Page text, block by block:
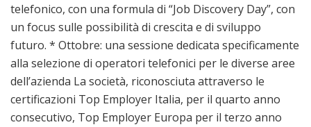
telefonico, con una formula di “Job Discovery Day”, con
un focus sulle possibilità di crescita e di sviluppo
futuro. * Ottobre: una sessione dedicata specificamente
alla selezione di operatori telefonici per le diverse aree
dell’azienda La società, riconosciuta attraverso le
certificazioni Top Employer Italia, per il quarto anno
consecutivo, Top Employer Europa per il terzo anno